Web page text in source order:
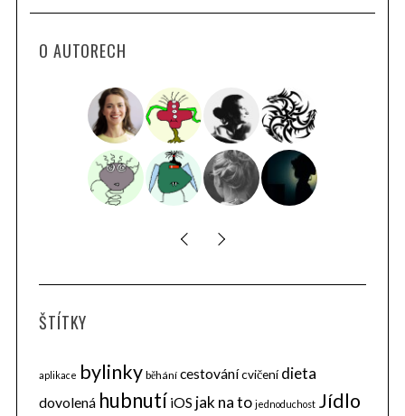
O AUTORECH
ŠTÍTKY
aplikace bylinky běhání cestovánícvičení dieta
dovolená hubnutí iOS jak na to jednoduchost Jídlo